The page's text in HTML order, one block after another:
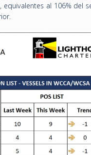
al 106% del